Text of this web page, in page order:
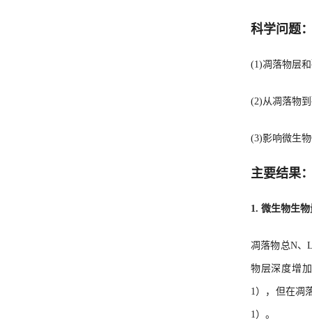
科学问题
(1)凋落物层
(2)从凋落物
(3)影响微生
主要结果
1. 微生物生
凋落物总N、
物层深度增
1），但在凋
1）。